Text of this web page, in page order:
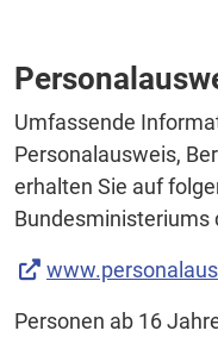
Umfassende
Personalausweis,
erhalten Sie auf
Bundesministeriums
Personen ab 16